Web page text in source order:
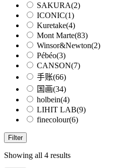
SAKURA(2)
ICONIC(1)
Kuretake(4)
Mont Marte(83)
Winsor&Newton(2)
Pébéo(3)
CANSON(7)
手账(66)
国画(34)
holbein(4)
LIHIT LAB(9)
finecolour(6)
Filter
Showing all 4 results